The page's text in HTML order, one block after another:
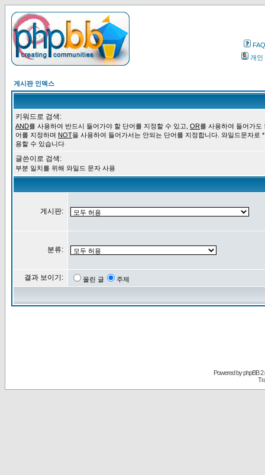
FAQ
개인
게시판 인덱스
키워드로 검색:
AND를 사용하여 반드시 들어가야 할 단어를 지정할 수 있고, OR를 사용하여 들어가도
어를 지정하며 NOT을 사용하여 들어가서는 안되는 단어를 지정합니다. 와일드문자로
용할 수 있습니다
글쓴이로 검색:
부분 일치를 위해 와일드 문자 사용
게시판:
분류:
결과 보이기: 올린 글 주제
Powered byphpBB